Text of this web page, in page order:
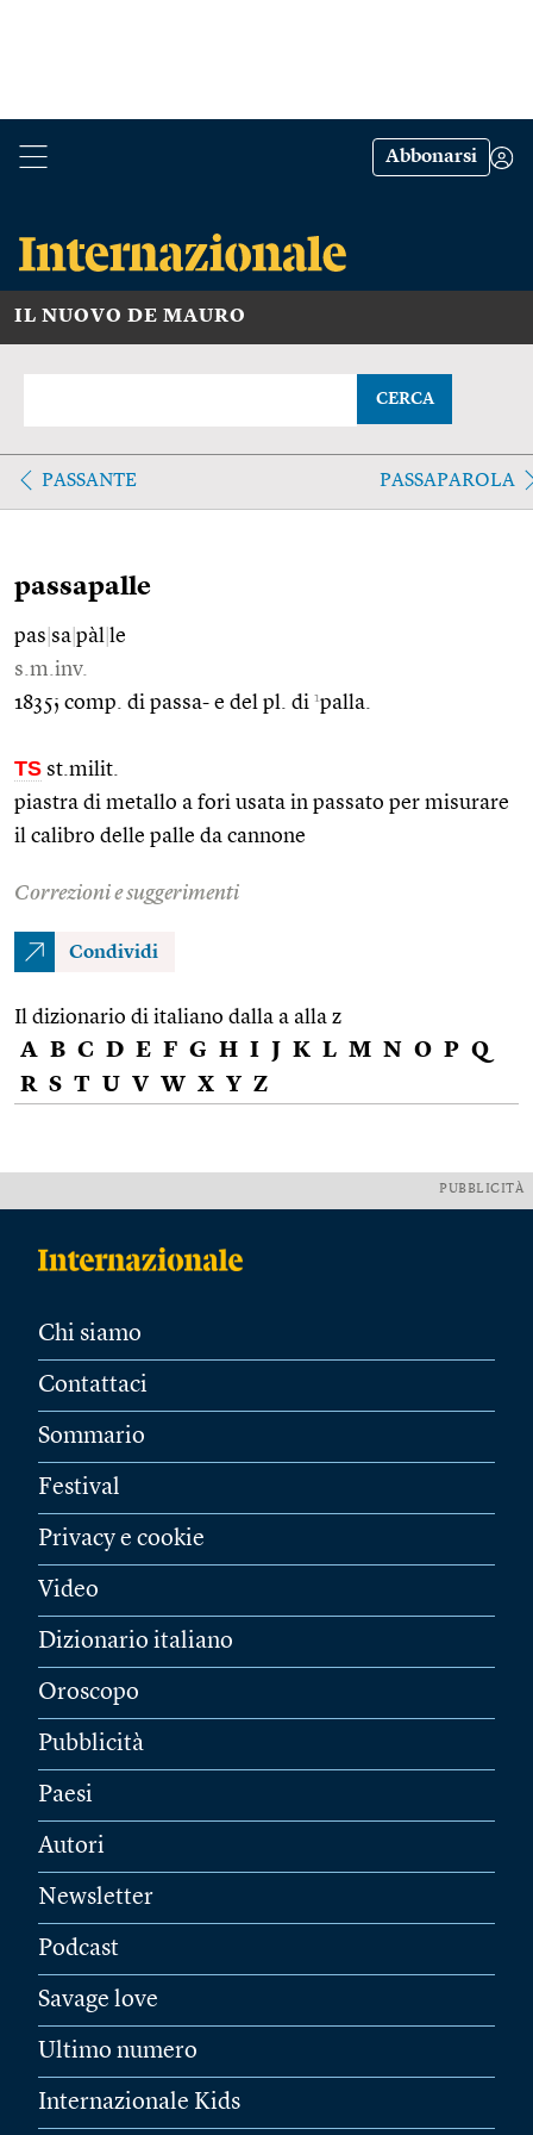
Abbonarsi
IL NUOVO DE MAURO
CERCA
PASSANTE PASSAPAROLA
passapalle
pas sa pàl le
s.m.inv.
1835; comp. di passa- e del pl. di 1palla.
TS st.milit.
piastra di metallo a fori usata in passato per misurare
il calibro delle palle da cannone
Correzioni e suggerimenti
Condividi
Il dizionario di italiano dalla a alla z
A B C D E F G H I J K L M N O P Q
R S T U V W X Y Z
PUBBLICITÀ
Chi siamo
Contattaci
Sommario
Festival
Privacy e cookie
Video
Dizionario italiano
Oroscopo
Pubblicità
Paesi
Autori
Newsletter
Podcast
Savage love
Ultimo numero
Internazionale Kids